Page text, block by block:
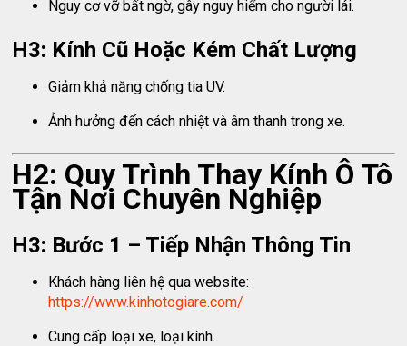
Nguy cơ vỡ bất ngờ, gây nguy hiểm cho người lái.
H3: Kính Cũ Hoặc Kém Chất Lượng
Giảm khả năng chống tia UV.
Ảnh hưởng đến cách nhiệt và âm thanh trong xe.
H2: Quy Trình Thay Kính Ô Tô
Tận Nơi Chuyên Nghiệp
H3: Bước 1 – Tiếp Nhận Thông Tin
Khách hàng liên hệ qua website:
https://www.kinhotogiare.com/
Cung cấp loại xe, loại kính.